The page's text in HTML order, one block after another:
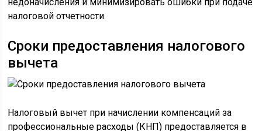
налоговой отчетности.
Сроки предоставления налогового
вычета
Налоговый вычет при начислении компенсаций за
профессиональные расходы (КНП) предоставляется в